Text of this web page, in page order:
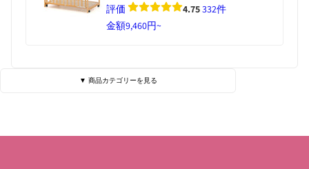
評価
4.75332件
金額9,460円~
▼ 商品カテゴリーを見る